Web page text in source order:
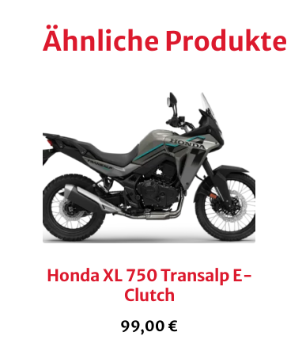
Ähnliche Produkte
Honda XL 750 Transalp E-
Clutch
99,00€